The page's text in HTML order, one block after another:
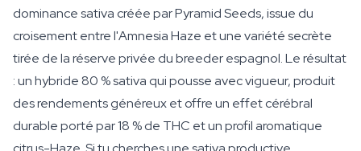
dominance sativa créée par Pyramid Seeds, issue du
croisement entre l'Amnesia Haze et une variété secrète
tirée de la réserve privée du breeder espagnol. Le résultat
: un hybride 80 % sativa qui pousse avec vigueur, produit
des rendements généreux et offre un effet cérébral
durable porté par 18 % de THC et un profil aromatique